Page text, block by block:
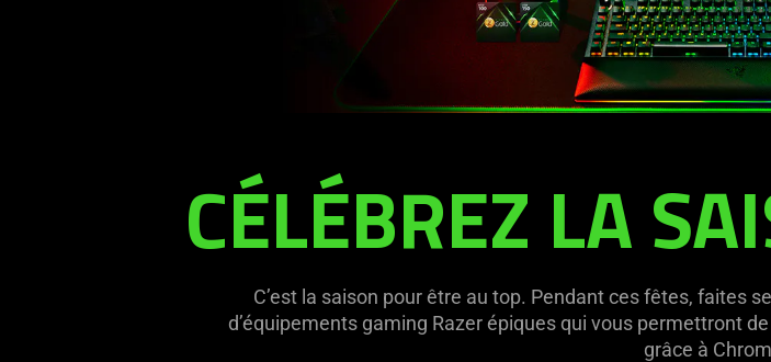
CÉLÉBREZ LA
C’est la saison pour être au top. Pendant ces fêtes, faites
d’équipements gaming Razer épiques qui vous permettront
grâce à